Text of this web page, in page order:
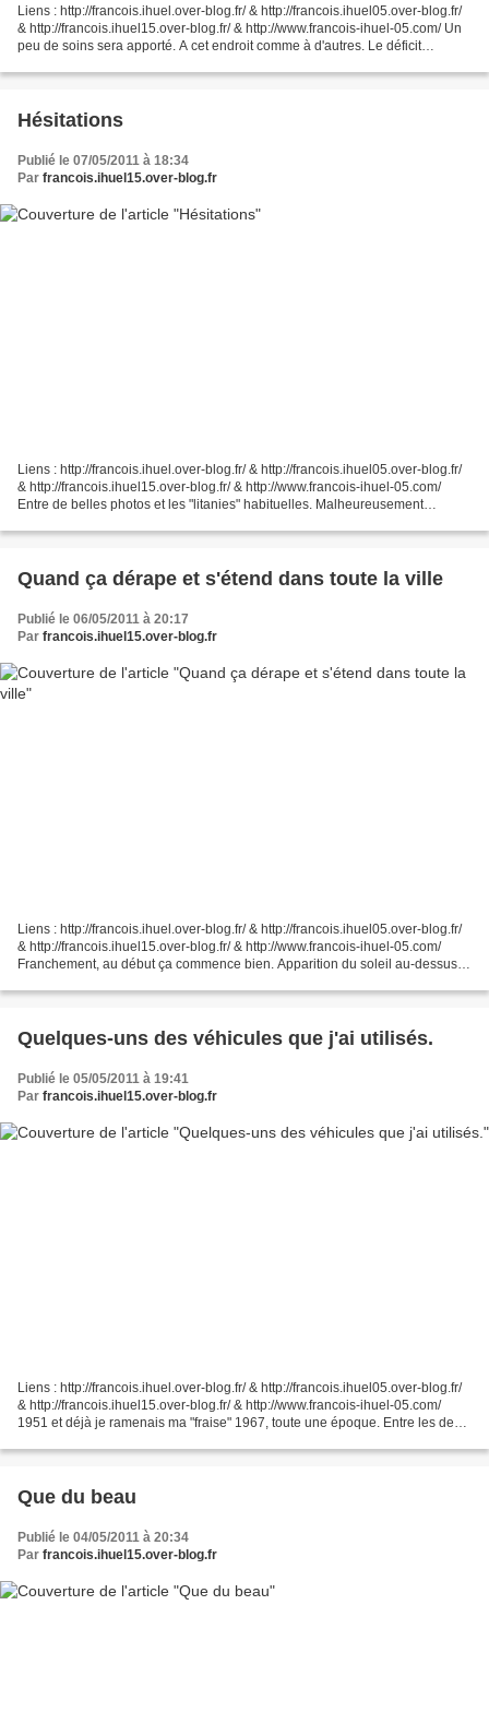
Liens : http://francois.ihuel.over-blog.fr/ & http://francois.ihuel05.over-blog.fr/
& http://francois.ihuel15.over-blog.fr/ & http://www.francois-ihuel-05.com/ Un
peu de soins sera apporté. A cet endroit comme à d'autres. Le déficit
Hésitations
Publié le 07/05/2011 à 18:34
Par francois.ihuel15.over-blog.fr
Liens : http://francois.ihuel.over-blog.fr/ & http://francois.ihuel05.over-blog.fr/
& http://francois.ihuel15.over-blog.fr/ & http://www.francois-ihuel-05.com/
Entre de belles photos et les "litanies" habituelles. Malheureusement
Quand ça dérape et s'étend dans toute la ville
Publié le 06/05/2011 à 20:17
Par francois.ihuel15.over-blog.fr
Liens : http://francois.ihuel.over-blog.fr/ & http://francois.ihuel05.over-blog.fr/
& http://francois.ihuel15.over-blog.fr/ & http://www.francois-ihuel-05.com/
Franchement, au début ça commence bien. Apparition du soleil au-dessus
Quelques-uns des véhicules que j'ai utilisés.
Publié le 05/05/2011 à 19:41
Par francois.ihuel15.over-blog.fr
Liens : http://francois.ihuel.over-blog.fr/ & http://francois.ihuel05.over-blog.fr/
& http://francois.ihuel15.over-blog.fr/ & http://www.francois-ihuel-05.com/
1951 et déjà je ramenais ma "fraise" 1967, toute une époque. Entre les deux
Que du beau
Publié le 04/05/2011 à 20:34
Par francois.ihuel15.over-blog.fr